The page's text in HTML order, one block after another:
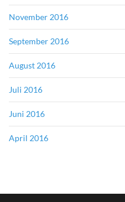
November 2016
September 2016
August 2016
Juli 2016
Juni 2016
April 2016